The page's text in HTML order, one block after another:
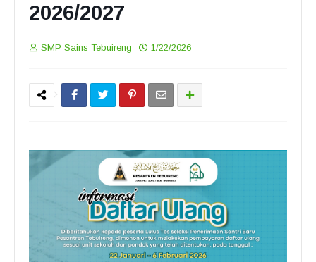
2026/2027
SMP Sains Tebuireng 1/22/2026